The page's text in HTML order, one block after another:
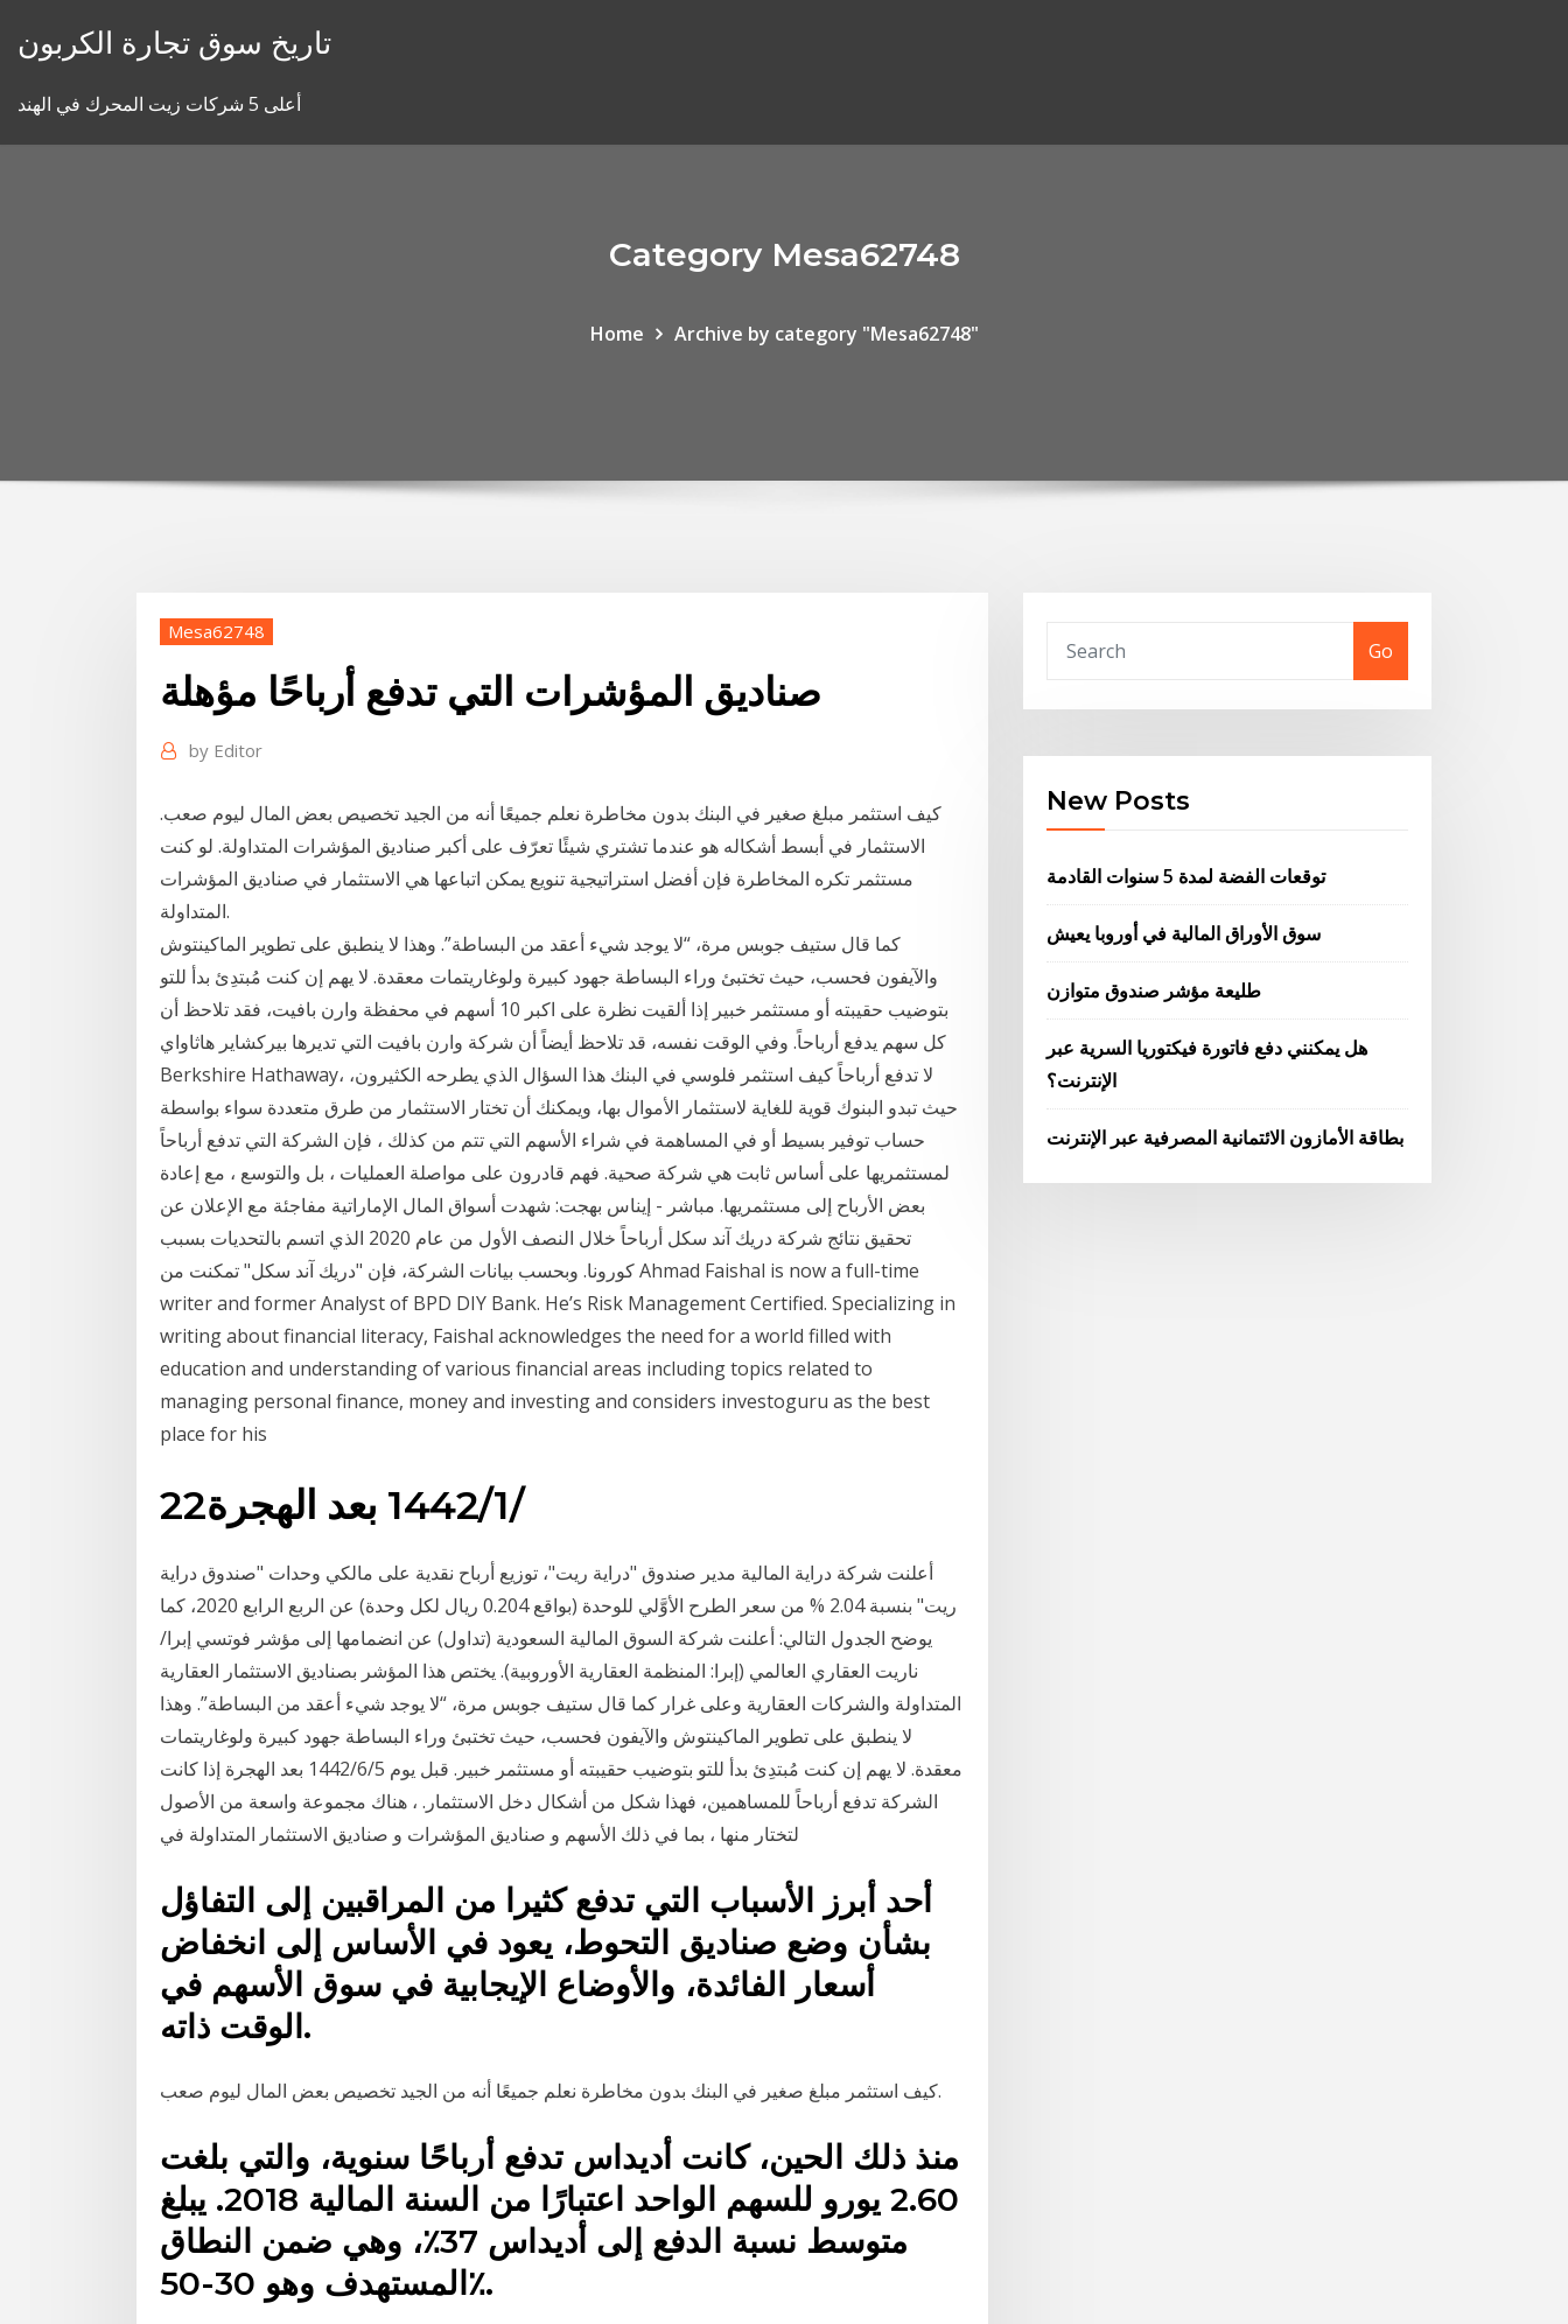
تاريخ سوق تجارة الكربون
أعلى 5 شركات زيت المحرك في الهند
Category Mesa62748
Home Archive by category "Mesa62748"
Mesa62748
صناديق المؤشرات التي تدفع أرباحًا مؤهلة
by Editor
كيف استثمر مبلغ صغير في البنك بدون مخاطرة نعلم جميعًا أنه من الجيد تخصيص بعض المال ليوم صعب.
الاستثمار في أبسط أشكاله هو عندما تشتري شيئًا تعرّف على أكبر صناديق المؤشرات المتداولة. لو كنت
مستثمر تكره المخاطرة فإن أفضل استراتيجية تنويع يمكن اتباعها هي الاستثمار في صناديق المؤشرات
المتداولة.
كما قال ستيف جوبس مرة، “لا يوجد شيء أعقد من البساطة”. وهذا لا ينطبق على تطوير الماكينتوش
والآيفون فحسب، حيث تختبئ وراء البساطة جهود كبيرة ولوغاريتمات معقدة. لا يهم إن كنت مُبتدِئ بدأ للتو
بتوضيب حقيبته أو مستثمر خبير إذا ألقيت نظرة على اكبر 10 أسهم في محفظة وارن بافيت، فقد تلاحظ أن
كل سهم يدفع أرباحاً. وفي الوقت نفسه، قد تلاحظ أيضاً أن شركة وارن بافيت التي تديرها بيركشاير هاثاواي
Berkshire Hathaway، لا تدفع أرباحاً كيف استثمر فلوسي في البنك هذا السؤال الذي يطرحه الكثيرون،
حيث تبدو البنوك قوية للغاية لاستثمار الأموال بها، ويمكنك أن تختار الاستثمار من طرق متعددة سواء بواسطة
حساب توفير بسيط أو في المساهمة في شراء الأسهم التي تتم من كذلك ، فإن الشركة التي تدفع أرباحاً
لمستثمريها على أساس ثابت هي شركة صحية. فهم قادرون على مواصلة العمليات ، بل والتوسع ، مع إعادة
بعض الأرباح إلى مستثمريها. مباشر - إيناس بهجت: شهدت أسواق المال الإماراتية مفاجئة مع الإعلان عن
تحقيق نتائج شركة دريك آند سكل أرباحاً خلال النصف الأول من عام 2020 الذي اتسم بالتحديات بسبب
كورونا. وبحسب بيانات الشركة، فإن "دريك آند سكل" تمكنت من Ahmad Faishal is now a full-time
writer and former Analyst of BPD DIY Bank. He’s Risk Management Certified. Specializing in
writing about financial literacy, Faishal acknowledges the need for a world filled with
education and understanding of various financial areas including topics related to
managing personal finance, money and investing and considers investoguru as the best
place for his
22‏‏/1‏‏/1442 بعد الهجرة
أعلنت شركة دراية المالية مدير صندوق "دراية ريت"، توزيع أرباح نقدية على مالكي وحدات "صندوق دراية
ريت" بنسبة 2.04 % من سعر الطرح الأوَّلي للوحدة (بواقع 0.204 ريال لكل وحدة) عن الربع الرابع 2020، كما
يوضح الجدول التالي: أعلنت شركة السوق المالية السعودية (تداول) عن انضمامها إلى مؤشر فوتسي إبرا/
ناريت العقاري العالمي (إبرا: المنظمة العقارية الأوروبية). يختص هذا المؤشر بصناديق الاستثمار العقارية
المتداولة والشركات العقارية وعلى غرار ‫كما قال ستيف جوبس مرة، “لا يوجد شيء أعقد من البساطة”. وهذا
لا ينطبق على تطوير الماكينتوش والآيفون فحسب، حيث تختبئ وراء البساطة جهود كبيرة ولوغاريتمات
معقدة. لا يهم إن كنت مُبتدِئ بدأ للتو بتوضيب حقيبته أو مستثمر خبير. قبل يوم 5‏‏/6‏‏/1442 بعد الهجرة إذا كانت
الشركة تدفع أرباحاً للمساهمين، فهذا شكل من أشكال دخل الاستثمار. ، هناك مجموعة واسعة من الأصول
لتختار منها ، بما في ذلك الأسهم و صناديق المؤشرات و صناديق الاستثمار المتداولة في
أحد أبرز الأسباب التي تدفع كثيرا من المراقبين إلى التفاؤل
بشأن وضع صناديق التحوط، يعود في الأساس إلى انخفاض
أسعار الفائدة، والأوضاع الإيجابية في سوق الأسهم في
الوقت ذاته.
كيف استثمر مبلغ صغير في البنك بدون مخاطرة نعلم جميعًا أنه من الجيد تخصيص بعض المال ليوم صعب.
منذ ذلك الحين، كانت أديداس تدفع أرباحًا سنوية، والتي بلغت
2.60 يورو للسهم الواحد اعتبارًا من السنة المالية 2018. يبلغ
متوسط نسبة الدفع إلى أديداس 37٪، وهي ضمن النطاق
المستهدف وهو 30-50٪.
Go
New Posts
توقعات الفضة لمدة 5 سنوات القادمة
سوق الأوراق المالية في أوروبا يعيش
طليعة مؤشر صندوق متوازن
هل يمكنني دفع فاتورة فيكتوريا السرية عبر
الإنترنت؟
بطاقة الأمازون الائتمانية المصرفية عبر الإنترنت